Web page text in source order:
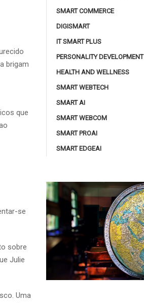
brigam
que
se
sobre
Julie
Uma
SMART COMMERCE
DIGISMART
IT SMART PLUS
PERSONALITY DEVELOPMENT
HEALTH AND WELLNESS
SMART WEBTECH
SMART AI
SMART WEBCOM
SMART PROAI
SMART EDGEAI